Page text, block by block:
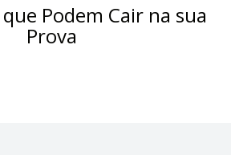
Podem Cair na sua
Prova